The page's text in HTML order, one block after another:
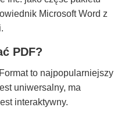
Microsoft Word z
PDF?
to najpopularniejszy
uniwersalny, ma
interaktywny.